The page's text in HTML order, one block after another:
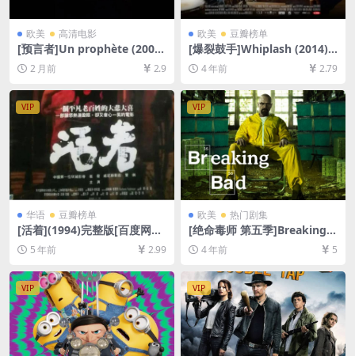
欧美 高清电影
[预言者]Un prophète (2009)
[百度网盘+夸克网盘1080P超
清未删减资源][网盘在线播放/
下载][MP4/10GB][中文字幕]
2 月前 2.9
欧美 豆瓣榜单
[爆裂鼓手]Whiplash (2014)
[百度网盘+迅雷云盘资源1080
P超清未删减][MP4/6.9GB][中
英字幕]
4 年前 2.79
VIP
华语 豆瓣榜单
[活着](1994)完整版[百度网盘
+夸克网盘+迅雷云盘资源1080
P超清未删减][网盘在线播放/
下载][MP4/9GB][中文字幕]
5 年前 2.99
VIP
欧美 热门剧集
[绝命毒师 第五季]Breaking B
ad Season 5 (2012)[百度网
盘+夸克网盘1080P超清未删
减资源][网盘在线播放/下载]
[MP4/47GB][中英字幕]
4 年前 5
VIP VIP